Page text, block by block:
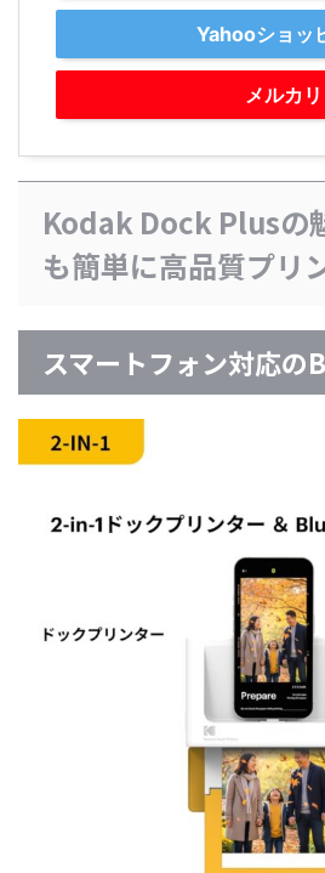
Yahooショッ
メルカリ
Kodak Dock Plusの
も簡単に高品質プリ
スマートフォン対応